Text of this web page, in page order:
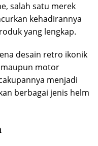
salah satu merek
kehadirannya
yang lengkap.
desain retro ikonik
motor
menjadi
berbagai jenis helm